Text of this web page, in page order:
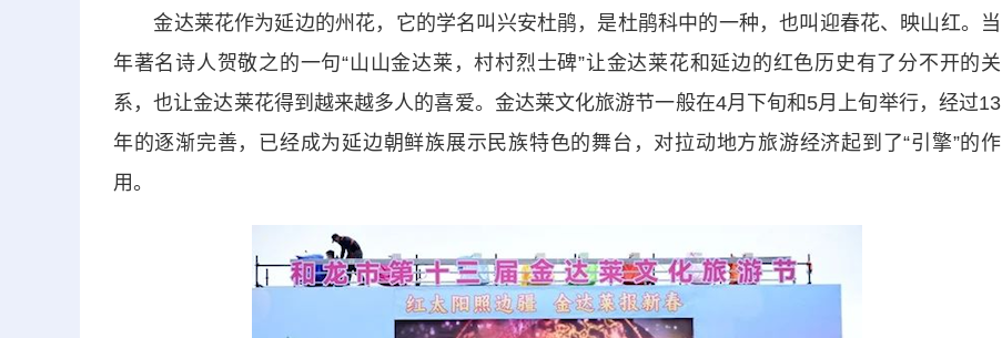
金达莱花作为延边的州花，它的学名叫兴安杜鹃，是杜鹃科中的一种，也叫迎春花、映山红。当
年著名诗人贺敬之的一句“山山金达莱，村村烈士碑”让金达莱花和延边的红色历史有了分不开的关
系，也让金达莱花得到越来越多人的喜爱。金达莱文化旅游节一般在4月下旬和5月上旬举行，经过13
年的逐渐完善，已经成为延边朝鲜族展示民族特色的舞台，对拉动地方旅游经济起到了“引擎”的作
用。